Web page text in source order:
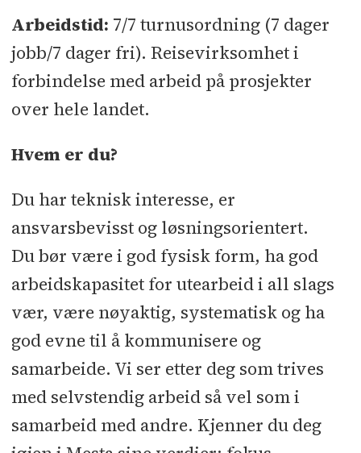
Arbeidstid: 7/7 turnusordning (7 dager
jobb/7 dager fri). Reisevirksomhet i
forbindelse med arbeid på prosjekter
over hele landet.
Hvem er du?
Du har teknisk interesse, er
ansvarsbevisst og løsningsorientert.
Du bør være i god fysisk form, ha god
arbeidskapasitet for utearbeid i all slags
vær, være nøyaktig, systematisk og ha
god evne til å kommunisere og
samarbeide. Vi ser etter deg som trives
med selvstendig arbeid så vel som i
samarbeid med andre. Kjenner du deg